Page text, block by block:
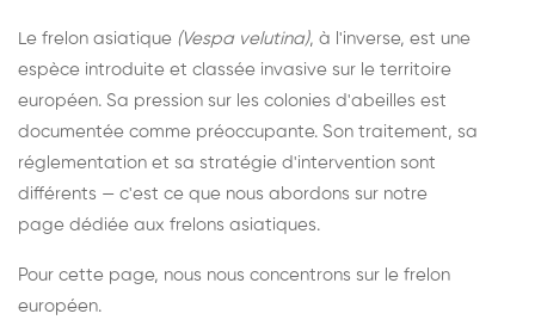
Le frelon asiatique (Vespa velutina), à l'inverse, est une
espèce introduite et classée invasive sur le territoire
européen. Sa pression sur les colonies d'abeilles est
documentée comme préoccupante. Son traitement, sa
réglementation et sa stratégie d'intervention sont
différents — c'est ce que nous abordons sur notre
page dédiée aux frelons asiatiques.
Pour cette page, nous nous concentrons sur le frelon
européen.